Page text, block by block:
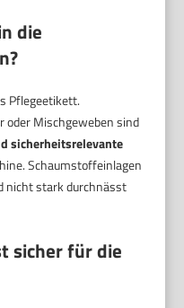
die
Pflegeetikett.
oder Mischgeweben sind
sicherheitsrelevante
Schaumstoffeinlagen
nicht stark durchnässt
sicher für die